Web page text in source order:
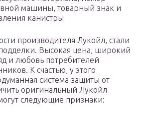
машины, товарный знак и
канистры
производителя Лукойл, стали
Высокая цена, широкий
и любовь потребителей
К счастью, у этого
система защиты от
оригинальный Лукойл
следующие признаки: